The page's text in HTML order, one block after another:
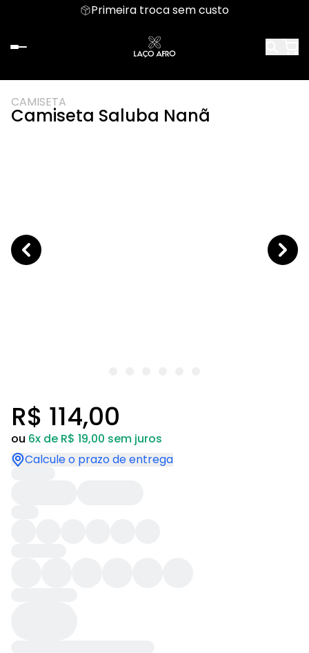
Primeira troca sem custo
CAMISETA
Camiseta Saluba Nanã
R$ 114,00
ou 6x de R$ 19,00 sem juros
Calcule o prazo de entrega